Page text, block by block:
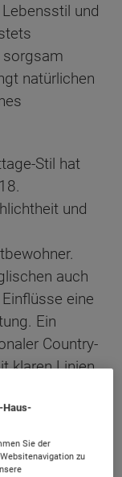
und
sorgsam
natürlichen
Stil hat
und
auch
eine
Ein
Country-
klaren Linien
und eine
Haus-
Sie der
zu